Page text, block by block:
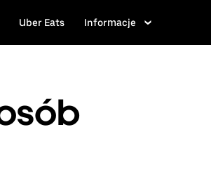
Uber Eats Informacje